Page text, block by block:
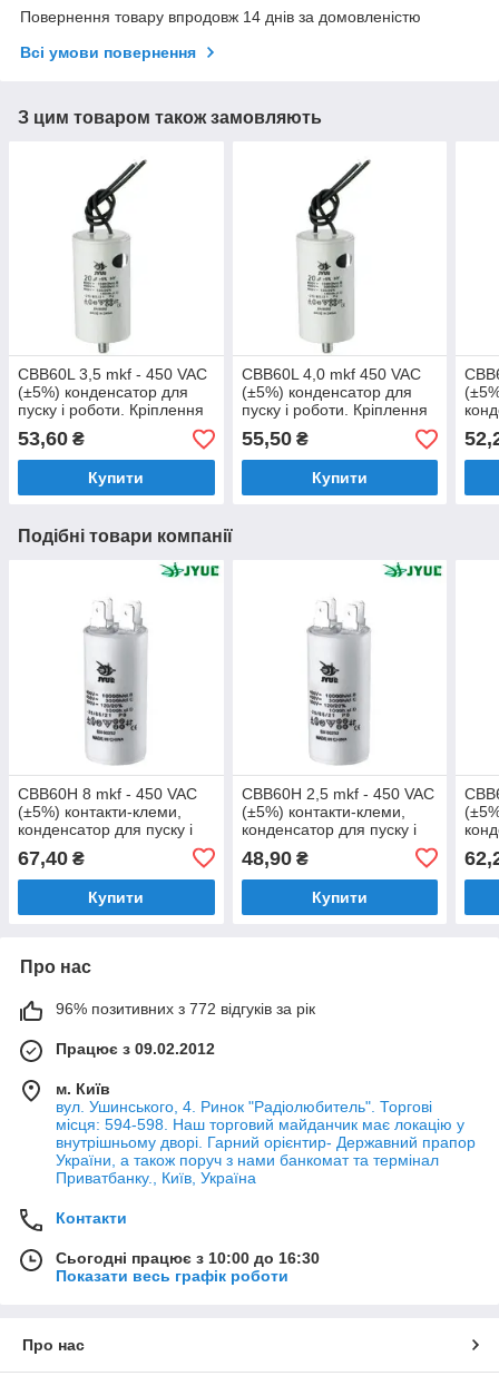
Повернення товару впродовж 14 днів за домовленістю
Всі умови повернення
З цим товаром також замовляють
CBB60L 3,5 mkf - 450 VAC
(±5%) конденсатор для
пуску і роботи. Кріплення
болт + дроти (30*57 mm)
53,60 ₴
Купити
CBB60L 4,0 mkf 450 VAC
(±5%) конденсатор для
пуску і роботи. Кріплення
болт + дроти (30*57 mm)
55,50₴
Купити
Подібні товари компанії
CBB60H 8 mkf - 450 VAC
(±5%) контакти-клеми,
конденсатор для пуску і
роботи JYUL (35*60 mm)
67,40 ₴
Купити
CBB60H 2,5 mkf - 450 VAC
(±5%) контакти-клеми,
конденсатор для пуску і
роботи JYUL (30*50 mm)
48,90₴
Купити
Про нас
96% позитивних з 772 відгуків за рік
Працює з 09.02.2012
м. Київ
вул. Ушинського, 4. Ринок "Радіолюбитель". Торгові
місця: 594-598. Наш торговий майданчик має локацію у
внутрішньому дворі. Гарний орієнтир- Державний прапор
України, а також поруч з нами банкомат та термінал
Приватбанку., Київ, Україна
Контакти
Сьогодні працює з 10:00 до 16:30
Показати весь графік роботи
Про нас